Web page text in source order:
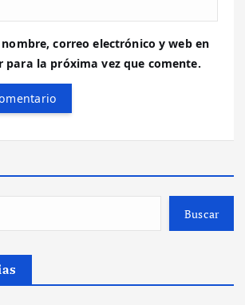
correo electrónico y web en
para la próxima vez que comente.
Buscar